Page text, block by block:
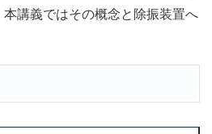
本講義ではその概念と除振装置へ